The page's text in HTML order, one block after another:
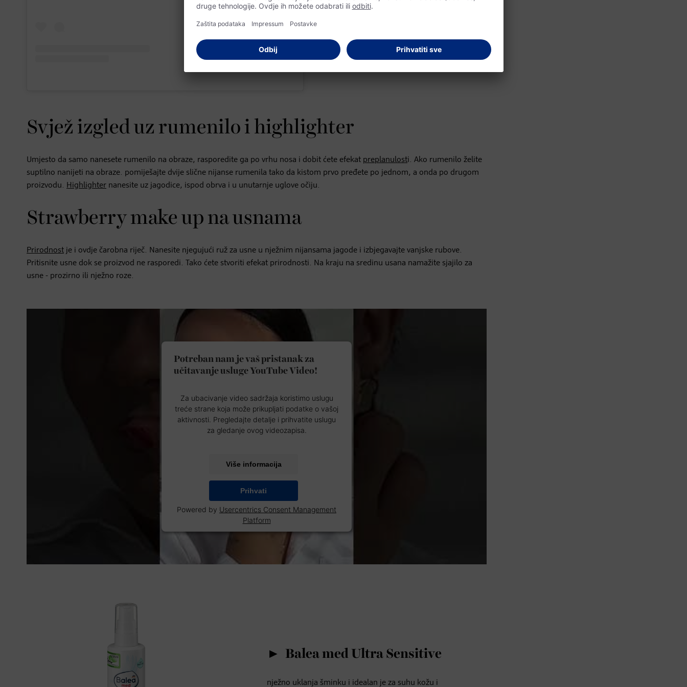
Svjež izgled uz rumenilo i highlighter
Umjesto da samo nanesete rumenilo na obraze, rasporedite ga po vrhu nosa i dobit ćete efekat preplanulosti. Ako rumenilo želite
suptilno nanijeti na obraze. pomiješajte dvije slične nijanse rumenila tako da kistom prvo pređete po jednom, a onda po drugom
proizvodu. Highlighter nanesite uz jagodice, ispod obrva i u unutarnje uglove očiju.
Strawberry make up na usnama
Prirodnost je i ovdje čarobna riječ. Nanesite njegujući ruž za usne u nježnim nijansama jagode i izbjegavajte vanjske rubove.
Pritisnite usne dok se proizvod ne rasporedi. Tako ćete stvoriti efekat prirodnosti. Na kraju na sredinu usana namažite sjajilo za
usne - prozirno ili nježno roze.
Potreban nam je vaš pristanak za
učitavanje usluge YouTube Video!
Za ubacivanje video sadržaja koristimo uslugu
treće strane koja može prikupljati podatke o vašoj
aktivnosti. Pregledajte detalje i prihvatite uslugu
za gledanje ovog videozapisa.
Više informacija
Prihvati
Powered by Usercentrics Consent Management
Platform
Balea med Ultra Sensitive
nježno uklanja šminku i idealan je za suhu kožu i